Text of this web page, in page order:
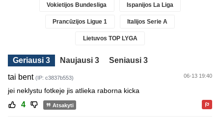
Vokietijos Bundesliga Ispanijos La Liga
Prancūzijos Ligue 1 Italijos Serie A
Lietuvos TOP LYGA
Geriausi 3 Naujausi 3
Seniausi 3
tai bent (IP: c3837b553) 06-13 19:40
jei neklystu fotkeje jis atlieka raborna kicka
4 Atsakyti